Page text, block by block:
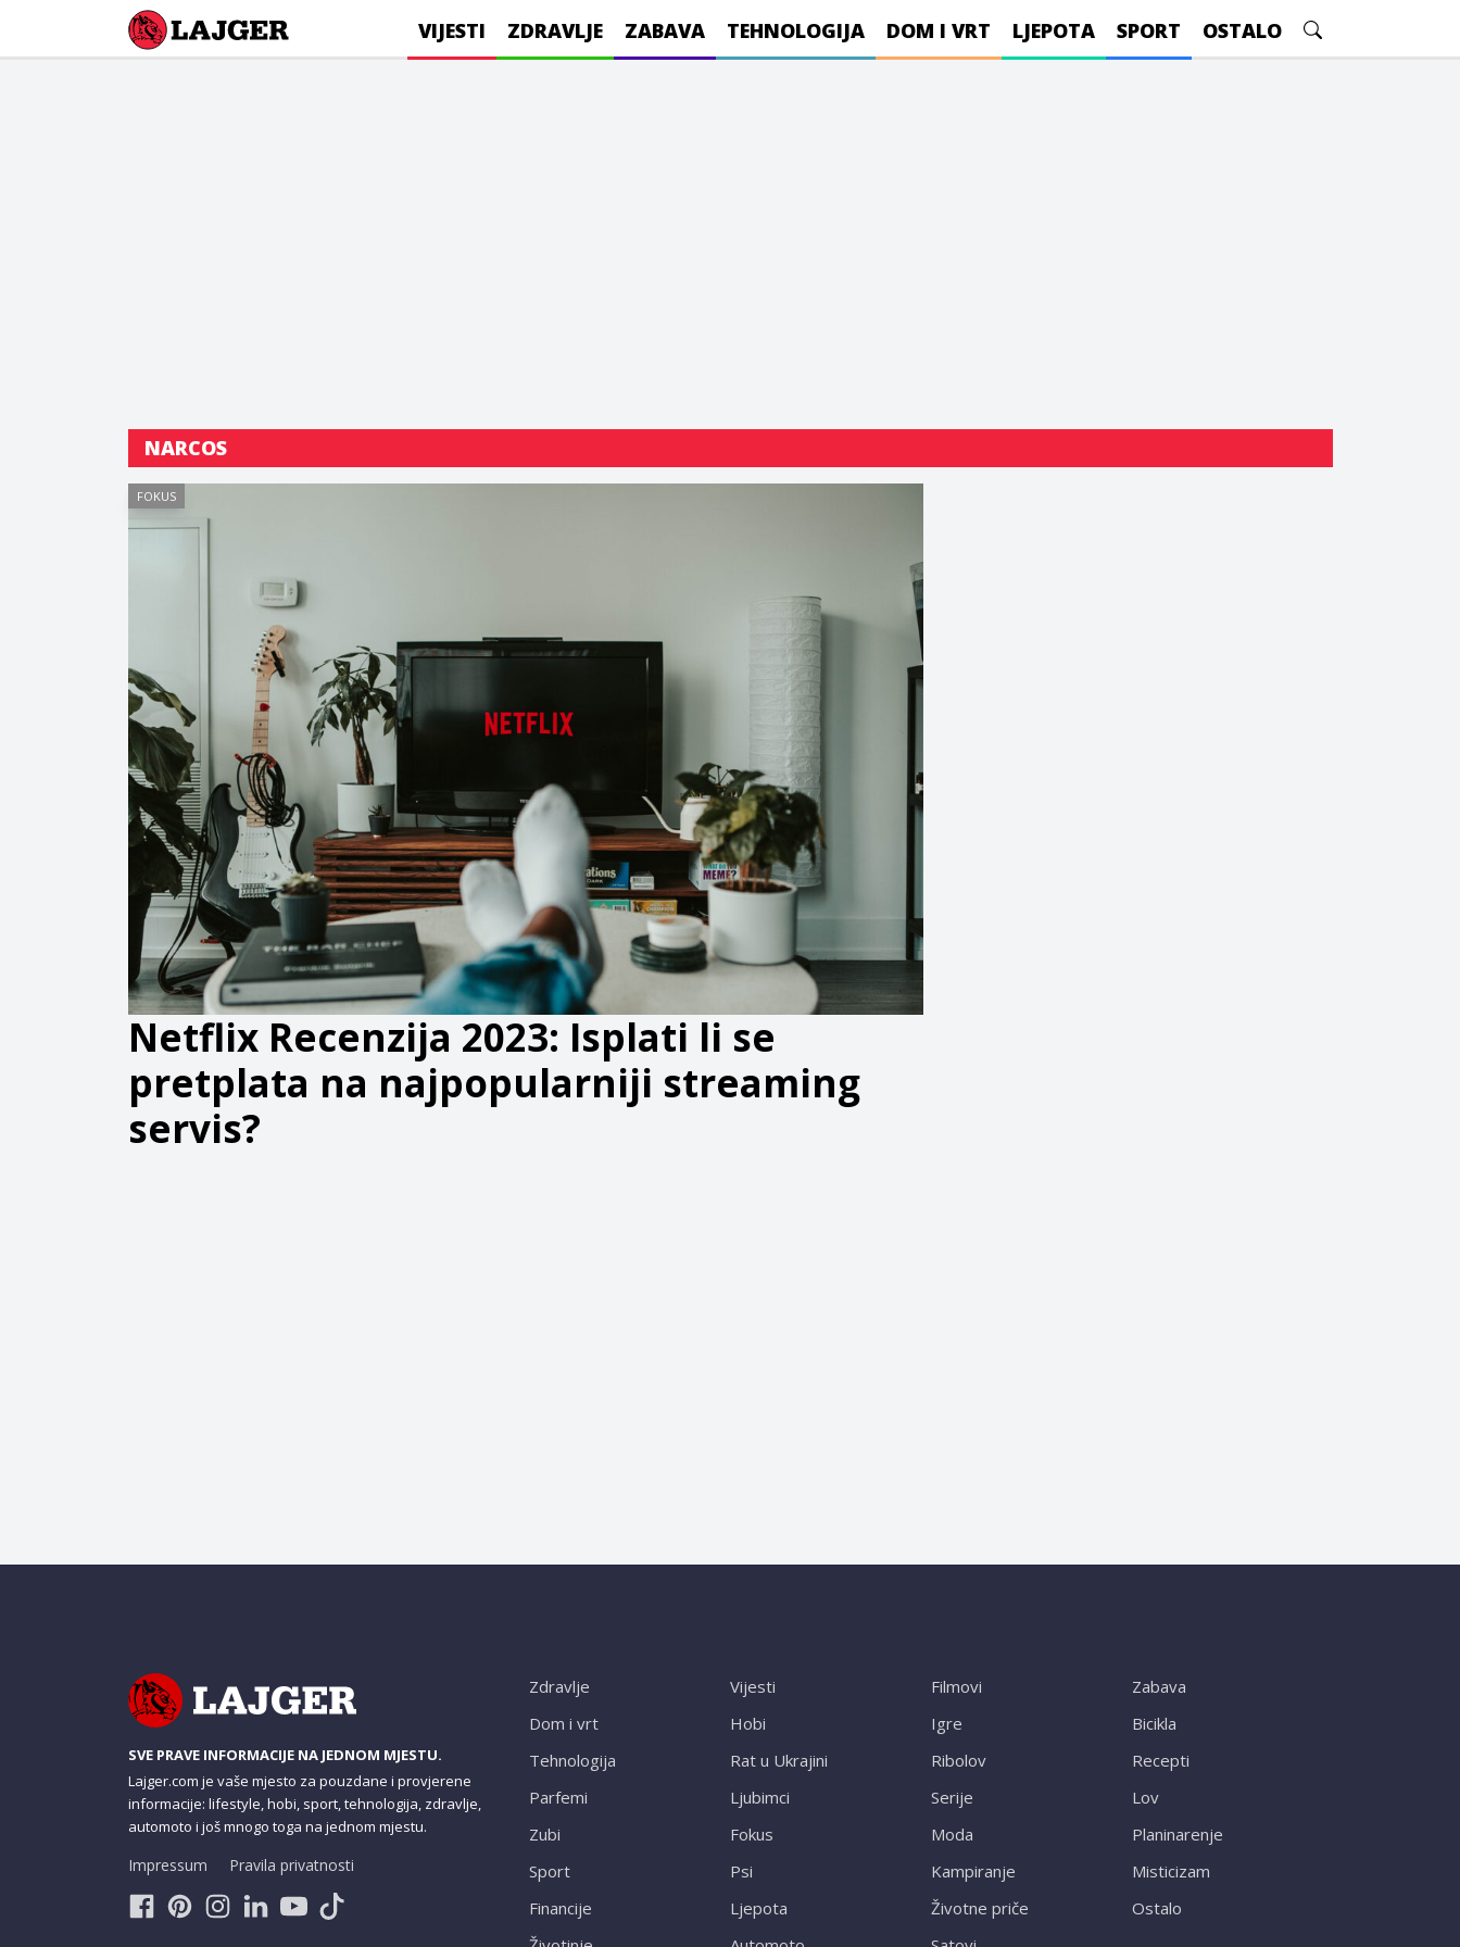
Lajger VIJESTI ZDRAVLJE ZABAVA TEHNOLOGIJA DOM I VRT LJEPOTA SPORT OSTALO
NARCOS
FOKUS
Netflix Recenzija 2023: Isplati li se
pretplata na najpopularniji streaming
servis?
SVE PRAVE INFORMACIJE NA JEDNOM MJESTU.
Lajger.com je vaše mjesto za pouzdane i provjerene
informacije: lifestyle, hobi, sport, tehnologija, zdravlje,
automoto i još mnogo toga na jednom mjestu.
Impressum Pravila privatnosti
Zdravlje
Dom i vrt
Tehnologija
Parfemi
Zubi
Sport
Financije
Vijesti
Hobi
Rat u Ukrajini
Ljubimci
Fokus
Psi
Ljepota
Filmovi
Igre
Ribolov
Serije
Moda
Kampiranje
Životne priče
Zabava
Bicikla
Recepti
Lov
Planinarenje
Misticizam
Ostalo